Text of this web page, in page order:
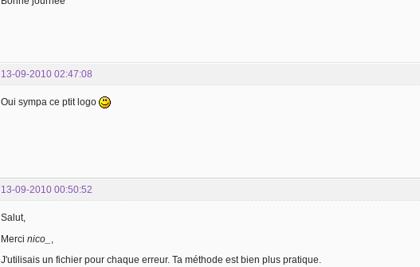
13-09-2010 02:47:08
Oui sympa ce ptit logo
13-09-2010 00:50:52
Salut,
Merci nico_
J'utilisais un fichier pour chaque erreur. Ta méthode est bien plus pratique.